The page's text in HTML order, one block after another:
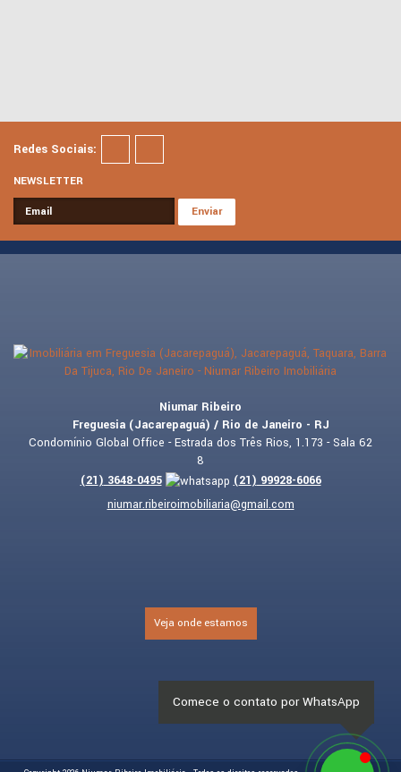
Redes Sociais:
NEWSLETTER
Niumar Ribeiro
Freguesia (Jacarepaguá) / Rio de Janeiro - RJ
Condomínio Global Office - Estrada dos Três Rios, 1.173 - Sala 62
8
(21) 3648-0495 (21) 99928-6066
niumar.ribeiroimobiliaria@gmail.com
Veja onde estamos
Comece o contato por WhatsApp